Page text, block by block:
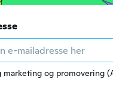
anmeldelser
marketing og promovering